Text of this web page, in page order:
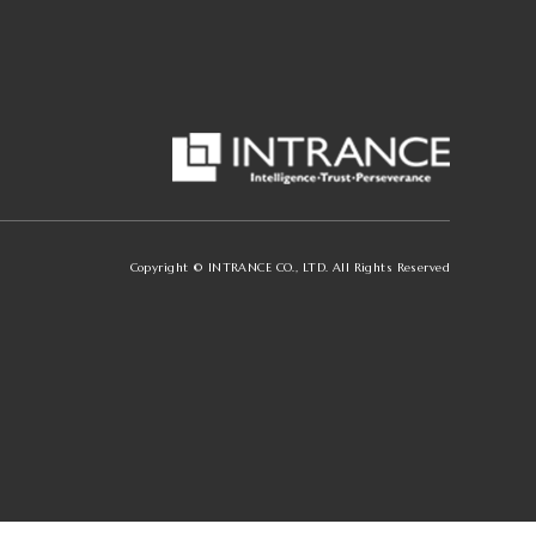
Copyright © INTRANCE CO., LTD. All Rights Reserved